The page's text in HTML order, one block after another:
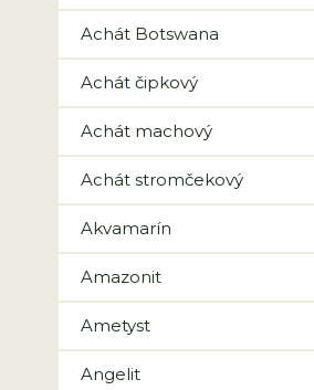
Achát Botswana
Achát čipkový
Achát machový
Achát stromčekový
Akvamarín
Amazonit
Ametyst
Angelit